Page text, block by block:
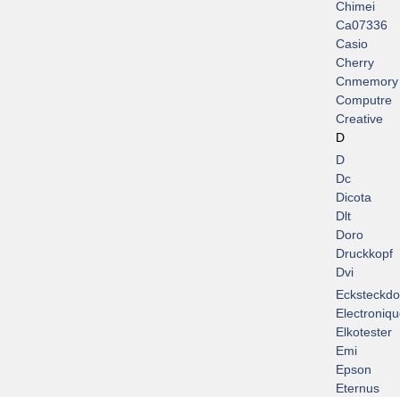
Chimei
Ca07336
Casio
Cherry
Cnmemory
Computre
Creative
D
D
Dc
Dicota
Dlt
Doro
Druckkopf
Dvi
Elkotester
Emi
Epson
Eternus